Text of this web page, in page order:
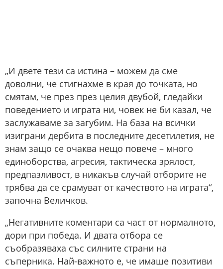
„И двете тези са истина – можем да сме
доволни, че стигнахме в края до точката, но
смятам, че през през целия двубой, гледайки
поведението и играта ни, човек не би казал, че
заслужаваме за загубим. На база на всички
изиграни дербита в последните десетилетия, не
знам защо се очаква нещо повече – много
единоборства, агресия, тактическа зрялост,
предпазливост, в никакъв случай отборите не
трябва да се срамуват от качеството на играта“,
започна Величков.
„Негативните коментари са част от нормалното,
дори при победа. И двата отбора се
съобразяваха със силните страни на
съперника. Най-важното е, че имаше позитиви